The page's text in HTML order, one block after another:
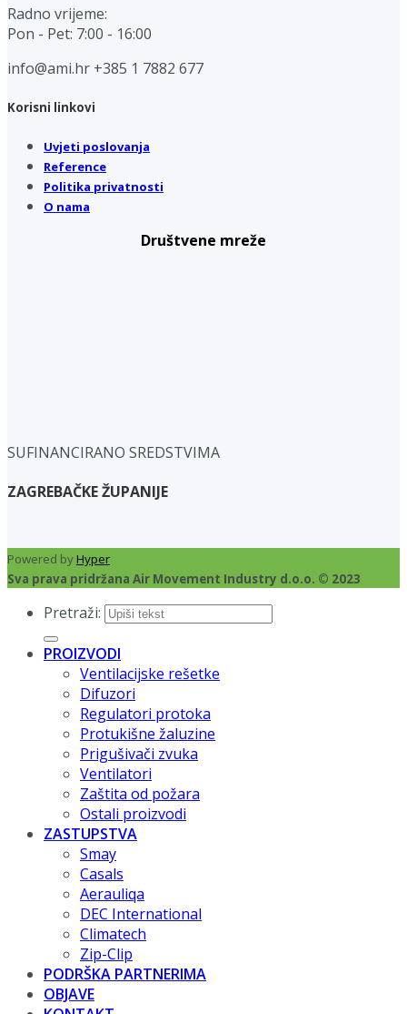
Radno vrijeme:
Pon - Pet: 7:00 - 16:00
info@ami.hr +385 1 7882 677
Korisni linkovi
Uvjeti poslovanja
Reference
Politika privatnosti
O nama
Društvene mreže
SUFINANCIRANO SREDSTVIMA
ZAGREBAČKE ŽUPANIJE
Powered byHyper
Sva prava pridržana Air Movement Industry d.o.o. © 2023
Pretraži:
PROIZVODI
Ventilacijske rešetke
Difuzori
Regulatori protoka
Protukišne žaluzine
Prigušivači zvuka
Ventilatori
Zaštita od požara
Ostali proizvodi
ZASTUPSTVA
Smay
Casals
Aerauliqa
DEC International
Climatech
Zip-Clip
PODRŠKA PARTNERIMA
OBJAVE